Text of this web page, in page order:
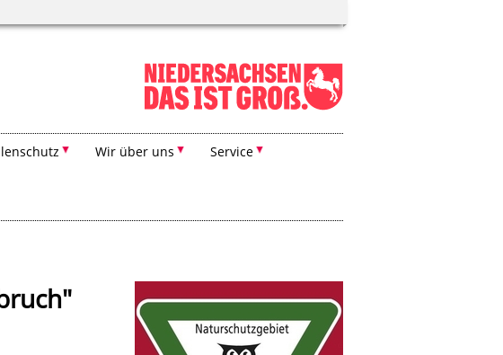
Wir über uns Service